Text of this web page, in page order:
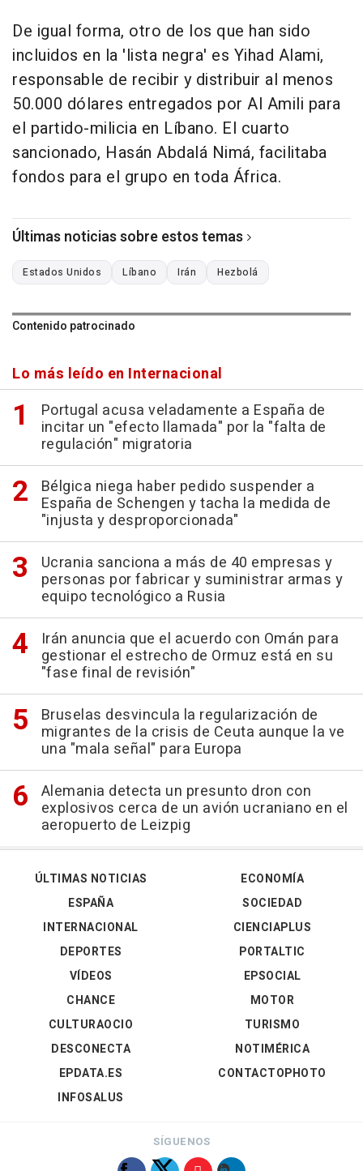
De igual forma, otro de los que han sido
incluidos en la 'lista negra' es Yihad Alami,
responsable de recibir y distribuir al menos
50.000 dólares entregados por Al Amili para
el partido-milicia en Líbano. El cuarto
sancionado, Hasán Abdalá Nimá, facilitaba
fondos para el grupo en toda África.
Últimas noticias sobre estos temas
Estados Unidos Líbano Irán Hezbolá
Contenido patrocinado
Lo más leído en Internacional
Portugal acusa veladamente a España de
incitar un "efecto llamada" por la "falta de
regulación" migratoria
Bélgica niega haber pedido suspender a
España de Schengen y tacha la medida de
"injusta y desproporcionada"
Ucrania sanciona a más de 40 empresas y
personas por fabricar y suministrar armas y
equipo tecnológico a Rusia
Irán anuncia que el acuerdo con Omán para
gestionar el estrecho de Ormuz está en su
"fase final de revisión"
Bruselas desvincula la regularización de
migrantes de la crisis de Ceuta aunque la ve
una "mala señal" para Europa
Alemania detecta un presunto dron con
explosivos cerca de un avión ucraniano en el
aeropuerto de Leizpig
ÚLTIMAS NOTICIAS
ESPAÑA
INTERNACIONAL
DEPORTES
VÍDEOS
ECONOMÍA
SOCIEDAD
CIENCIAPLUS
PORTALTIC
EPSOCIAL
CHANCE
CULTURAOCIO
DESCONECTA
EPDATA.ES
INFOSALUS
MOTOR
TURISMO
NOTIMÉRICA
CONTACTOPHOTO
SÍGUENOS